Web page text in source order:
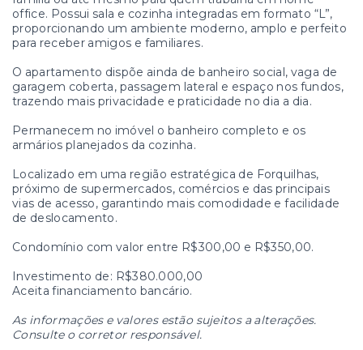
office. Possui sala e cozinha integradas em formato “L”,
proporcionando um ambiente moderno, amplo e perfeito
para receber amigos e familiares.
O apartamento dispõe ainda de banheiro social, vaga de
garagem coberta, passagem lateral e espaço nos fundos,
trazendo mais privacidade e praticidade no dia a dia.
Permanecem no imóvel o banheiro completo e os
armários planejados da cozinha.
Localizado em uma região estratégica de Forquilhas,
próximo de supermercados, comércios e das principais
vias de acesso, garantindo mais comodidade e facilidade
de deslocamento.
Condomínio com valor entre R$300,00 e R$350,00.
Investimento de: R$380.000,00
Aceita financiamento bancário.
As informações e valores estão sujeitos a alterações.
Consulte o corretor responsável.